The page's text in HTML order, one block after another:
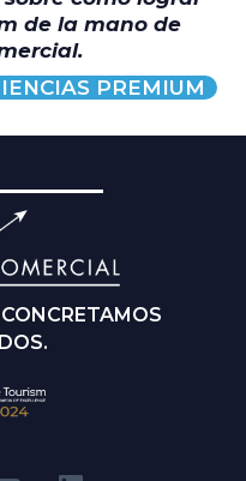
de la mano de
PREMIUM